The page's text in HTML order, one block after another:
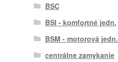
BSC
BSI - komfortné jedn.
BSM - motorová jedn.
centrálne zamykanie